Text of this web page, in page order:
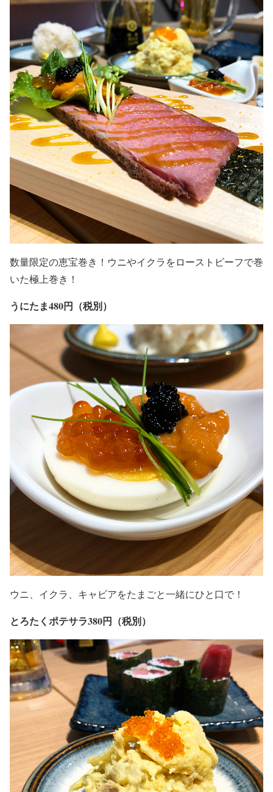
数量限定の恵宝巻き！ウニやイクラをローストビーフで巻
いた極上巻き！
うにたま480円（税別）
ウニ、イクラ、キャビアをたまごと一緒にひと口で！
とろたくポテサラ380円（税別）